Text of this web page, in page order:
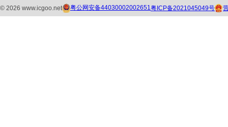
© 2026 www.icgoo.net 粤公网安备44030002002651粤ICP备2021045049号